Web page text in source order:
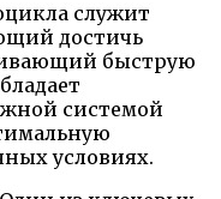
служит
достичь
быструю
системой
условиях.